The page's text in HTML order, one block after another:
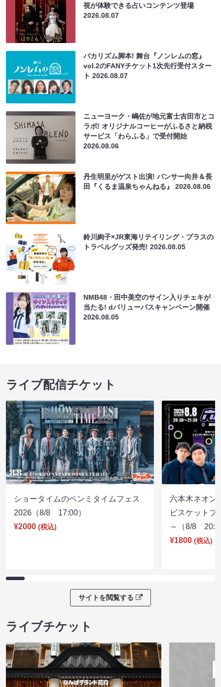
視が体験できる占いコンテンツ登場
2026.08.07
バカリズム脚本! 舞台『ノンレムの窓』
vol.2のFANYチケット1次先行受付スター
ト2026.08.07
ニューヨーク・嶋佐が地元富士吉田市とコ
ラボ! オリジナルコーヒーがふるさと納税
サービス「わらふる」で受付開始
2026.08.06
丹生明里がゲスト出演! パンサー向井＆長
田『くるま温泉ちゃんねる』2026.08.06
鈴川絢子×JR東海リテイリング・プラスの
トラベルグッズ発売!2026.08.05
NMB48・田中美空のサイン入りチェキが
当たる! dバリューパスキャンペーン開催
2026.08.05
ライブ配信チケット
ショータイムのペンミタイムフェス
2026（8/8 17:00）
¥2000 (税込)
六本木ネオン
ビスケットブ
～（8/8
¥1800 (税込)
サイトを閲覧する
ライブチケット